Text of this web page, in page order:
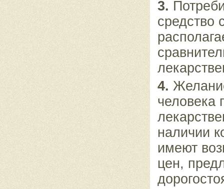
3.
средство
4.
человека
наличии
имеют
цен,